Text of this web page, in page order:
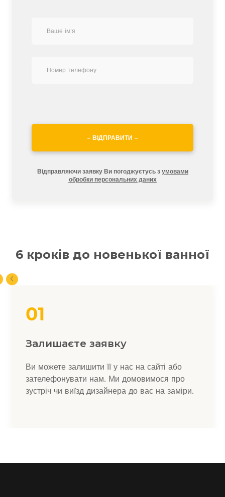
– ВІДПРАВИТИ –
Відправляючи заявку Ви погоджуєтусь з умовами
обробки персональних даних
6 кроків до новенької ванної
Залишаєте заявку
Ви можете залишити її у нас на сайті або
зателефонувати нам. Ми домовимося про
зустріч чи виїзд дизайнера до вас на заміри.